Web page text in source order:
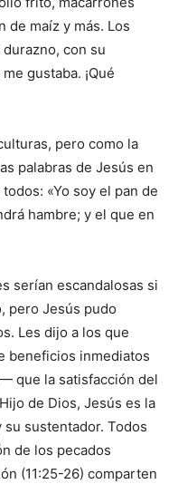
de maíz y más. Los
con su
gustaba. ¡Qué
pero como la
palabras de Jesús en
«Yo soy el pan de
hambre; y el que en
serían escandalosas si
pero Jesús pudo
Les dijo a los que
beneficios inmediatos
que la satisfacción del
de Dios, Jesús es la
sustentador. Todos
de los pecados
(11:25-26) comparten